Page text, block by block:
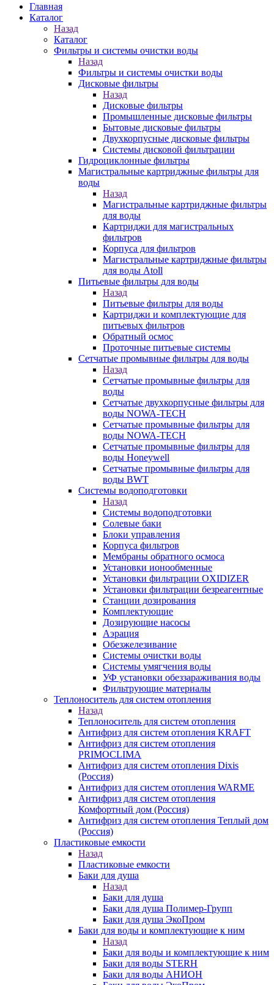
Главная
Каталог
Назад
Каталог
Фильтры и системы очистки воды
Назад
Фильтры и системы очистки воды
Дисковые фильтры
Назад
Дисковые фильтры
Промышленные дисковые фильтры
Бытовые дисковые фильтры
Двухкорпусные дисковые фильтры
Системы дисковой фильтрации
Гидроциклонные фильтры
Магистральные картриджные фильтры для
воды
Назад
Магистральные картриджные фильтры
для воды
Картриджи для магистральных
фильтров
Корпуса для фильтров
Магистральные картриджные фильтры
для воды Atoll
Питьевые фильтры для воды
Назад
Питьевые фильтры для воды
Картриджи и комплектующие для
питьевых фильтров
Обратный осмос
Проточные питьевые системы
Сетчатые промывные фильтры для воды
Назад
Сетчатые промывные фильтры для
воды
Сетчатые двухкорпусные фильтры для
воды NOWA-TECH
Сетчатые промывные фильтры для
воды NOWA-TECH
Сетчатые промывные фильтры для
воды Honeywell
Сетчатые промывные фильтры для
воды BWT
Системы водоподготовки
Назад
Системы водоподготовки
Солевые баки
Блоки управления
Корпуса фильтров
Мембраны обратного осмоса
Установки ионообменные
Установки фильтрации OXIDIZER
Установки фильтрации безреагентные
Станции дозирования
Комплектующие
Дозирующие насосы
Аэрация
Обезжелезивание
Системы очистки воды
Системы умягчения воды
УФ установки обеззараживания воды
Фильтрующие материалы
Теплоноситель для систем отопления
Назад
Теплоноситель для систем отопления
Антифриз для систем отопления KRAFT
Антифриз для систем отопления
PRIMOCLIMA
Антифриз для систем отопления Dixis
(Россия)
Антифриз для систем отопления WARME
Антифриз для систем отопления
Комфортный дом (Россия)
Антифриз для систем отопления Теплый дом
(Россия)
Пластиковые емкости
Назад
Пластиковые емкости
Баки для душа
Назад
Баки для душа
Баки для душа Полимер-Групп
Баки для душа ЭкоПром
Баки для воды и комплектующие к ним
Назад
Баки для воды и комплектующие к ним
Баки для воды STERH
Баки для воды АНИОН